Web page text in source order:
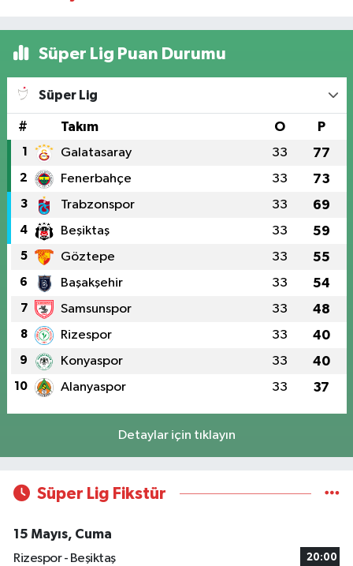
Süper Lig Puan Durumu
Süper Lig
# Takım O P
1 Galatasaray 33 77
2 Fenerbahçe 33 73
3 Trabzonspor 33 69
4 Beşiktaş 33 59
5 Göztepe 33 55
6 Başakşehir 33 54
7 Samsunspor 33 48
8 Rizespor 33 40
9 Konyaspor 33 40
10 Alanyaspor 33 37
Detaylar için tıklayın
Süper Lig Fikstür
15 Mayıs, Cuma
Rizespor - Beşiktaş
20:00